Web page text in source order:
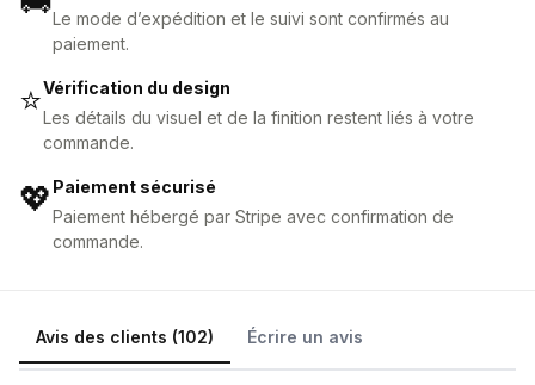
Le mode d’expédition et le suivi sont confirmés au
paiement.
⭐Vérification du design
Les détails du visuel et de la finition restent liés à votre
commande.
💖 Paiement sécurisé
Paiement hébergé par Stripe avec confirmation de
commande.
Avis des clients (102) Écrire un avis